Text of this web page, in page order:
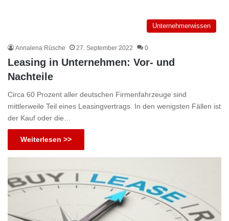
Unternehmerwissen
Annalena Rüsche 27. September 2022 0
Leasing in Unternehmen: Vor- und
Nachteile
Circa 60 Prozent aller deutschen Firmenfahrzeuge sind
mittlerweile Teil eines Leasingvertrags. In den wenigsten Fällen ist
der Kauf oder die…
Weiterlesen >>